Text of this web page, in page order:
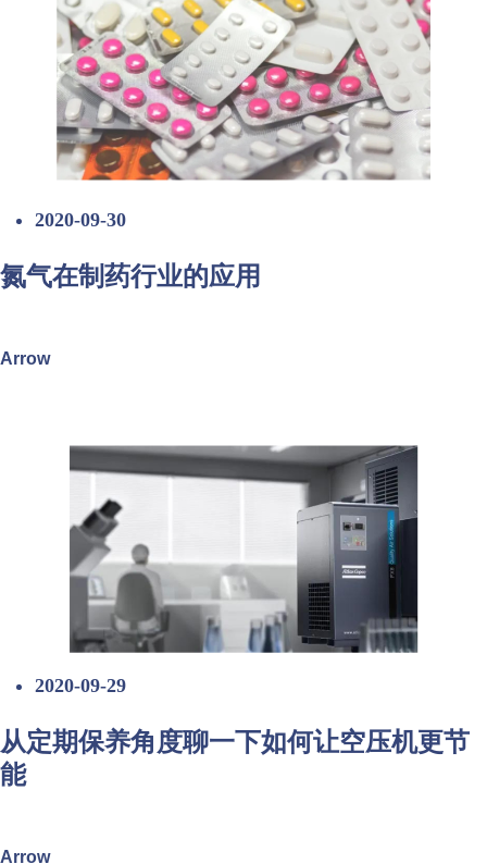
2020-09-30
氮气在制药行业的应用
Arrow
2020-09-29
从定期保养角度聊一下如何让空压机更节
能
Arrow